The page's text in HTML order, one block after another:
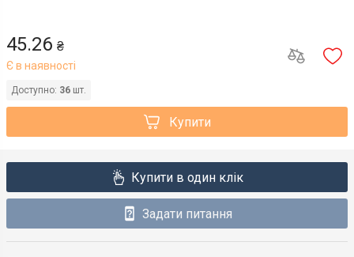
45.26 ₴
Є в наявності
Доступно: 36 шт.
Купити
Купити в один клік
Задати питання